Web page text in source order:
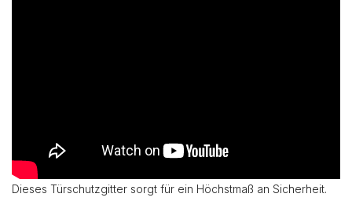
Dieses Türschutzgitter sorgt für ein Höchstmaß an Sicherheit.